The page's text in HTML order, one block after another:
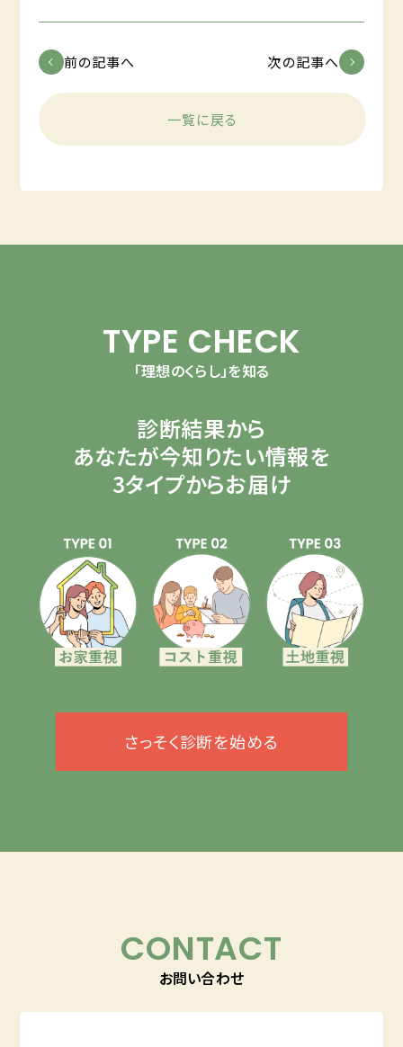
前の記事へ 次の記事へ
一覧に戻る
TYPE CHECK
「理想のくらし」を知る
診断結果から
あなたが今知りたい情報を
3タイプからお届け
さっそく診断を始める
CONTACT
お問い合わせ